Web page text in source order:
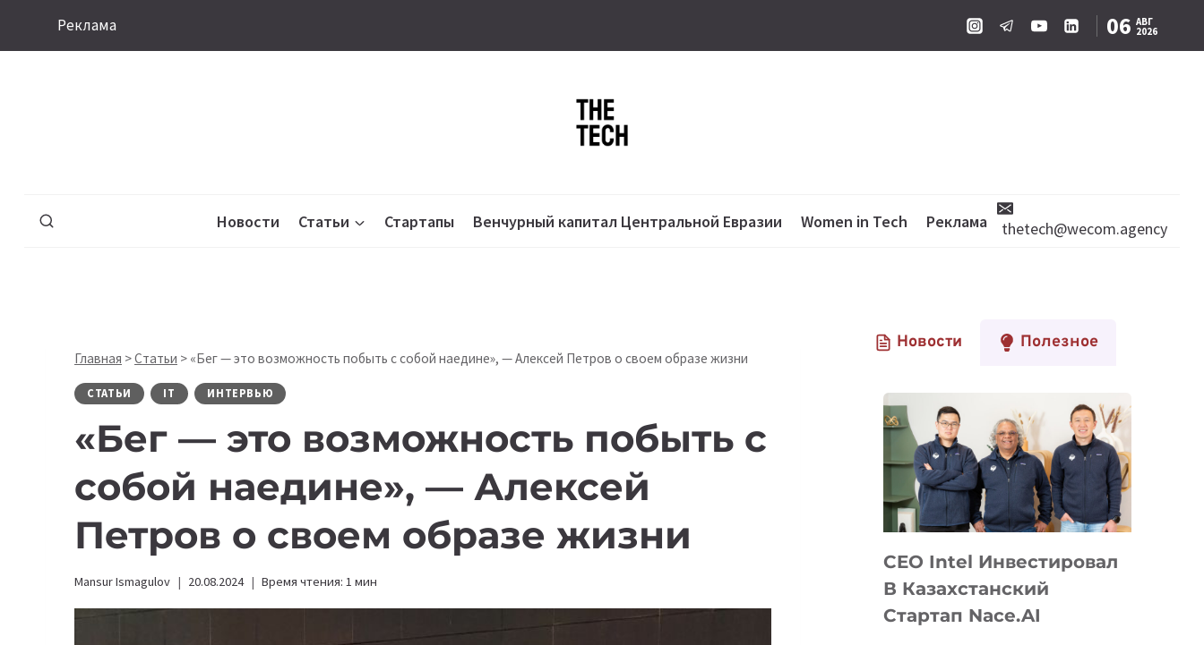
Реклама 06 АВГ
2026
Новости Статьи Стартапы Венчурный капитал Центральной Евразии Women in Tech Реклама thetech@wecom.agency
Главная >Статьи > «Бег — это возможность побыть с собой наедине», — Алексей Петров о своем образе жизни
СТАТЬИ IT ИНТЕРВЬЮ
«Бег — это возможность побыть с
собой наедине», — Алексей
Петров о своем образе жизни
Mansur Ismagulov 20.08.2024 Время чтения: 1 мин
Новости Полезное
CEO Intel Инвестировал
В Казахстанский
Стартап Nace.AI